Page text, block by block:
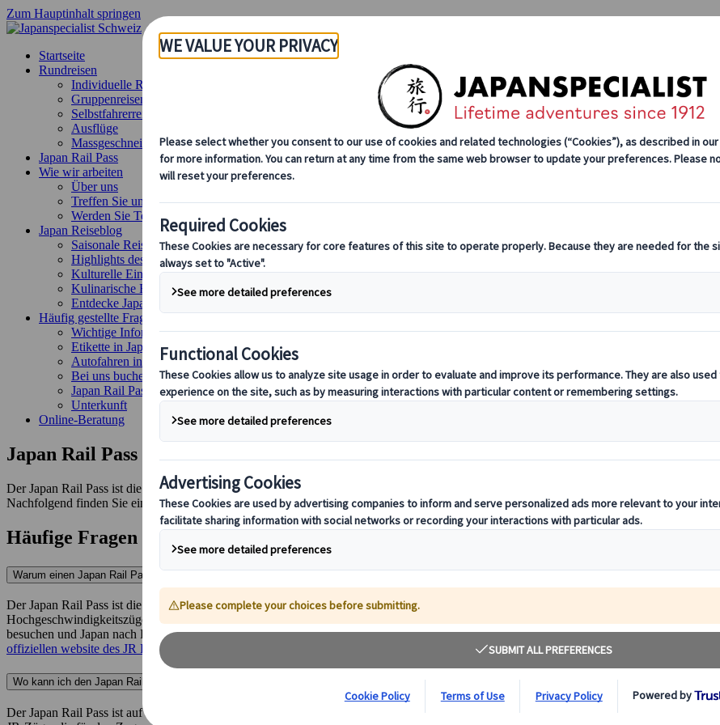
Zum Hauptinhalt springen
Startseite
Rundreisen
Individuelle Reisen
Gruppenreisen
Selbstfahrerreisen
Ausflüge
Massgeschneiderte Gruppenreisen
Japan Rail Pass
Wie wir arbeiten
Über uns
Treffen Sie unser Team
Werden Sie Teil unseres Teams
Japan Reiseblog
Saisonale Reisetipps
Highlights des Reiseziels
Kulturelle Einblicke
Kulinarische Erlebnisse
Entdecke Japan mit dem Zug
Häufig gestellte Fragen
Wichtige Informationen
Etikette in Japan
Autofahren in Japan
Bei uns buchen
Japan Rail Pass
Unterkunft
Online-Beratung
Japan Rail Pass
Der Japan Rail Pass ist die bequemste Art, durch Japan zu reisen. Als offizieller Anbieter des Passes können Sie ihn online bei uns kaufen
Nachfolgend finden Sie eine Auswahl der am häufigsten gestellten Fragen zum Japan Rail Pass.
Häufige Fragen
Warum einen Japan Rail Pass kaufen?
Der Japan Rail Pass ist die bequemste Art, durch Japan zu reisen. Der Pass deckt alle Regionen Japans ab und bietet unbegrenzte
Hochgeschwindigkeitszügen Shinkansen, die die meisten grossen Städte wie Tokio und Kyoto miteinander verbinden. Mit dem JR Pass
besuchen und Japan nach Lust und Laune erkunden. Inhaber des JR Pass erhalten exklusive Ermässigungen bei der Nutzung
offiziellen website des JR Pass
Wo kann ich den Japan Rail Pass verwenden?
Der Japan Rail Pass ist auf allen JR-Linien gültig. Dazu gehören JR-Züge (siehe Karte unten), die Tokyo Monorail zum/vom Flughafen